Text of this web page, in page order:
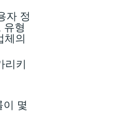
자 정
유형
체의
리키
몇